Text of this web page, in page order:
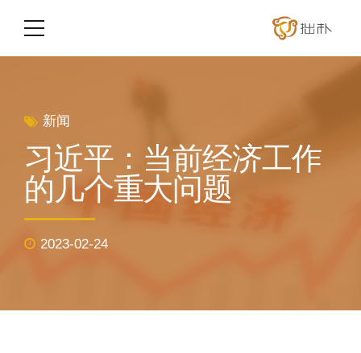
新闻
习近平：当前经济工作
的几个重大问题
2023-02-24